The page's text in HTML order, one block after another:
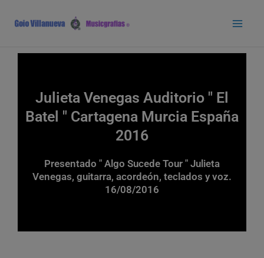
contenido
Julieta Venegas Auditorio " El
Batel " Cartagena Murcia España
2016
Presentado " Algo Sucede Tour " Julieta
Venegas, guitarra, acordeón, teclados y voz.
16/08/2016